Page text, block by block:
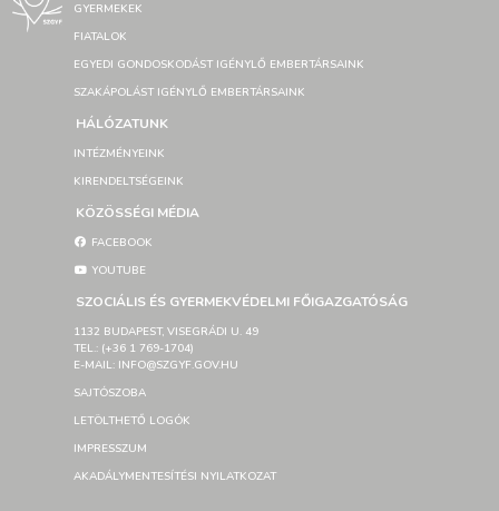
GYERMEKEK
FIATALOK
EGYEDI GONDOSKODÁST IGÉNYLŐ EMBERTÁRSAINK
SZAKÁPOLÁST IGÉNYLŐ EMBERTÁRSAINK
HÁLÓZATUNK
INTÉZMÉNYEINK
KIRENDELTSÉGEINK
KÖZÖSSÉGI MÉDIA
FACEBOOK
YOUTUBE
SZOCIÁLIS ÉS GYERMEKVÉDELMI FŐIGAZGATÓSÁG
1132 BUDAPEST, VISEGRÁDI U. 49
TEL.: (+36 1 769-1704)
E-MAIL: INFO@SZGYF.GOV.HU
SAJTÓSZOBA
LETÖLTHETŐ LOGÓK
IMPRESSZUM
AKADÁLYMENTESÍTÉSI NYILATKOZAT